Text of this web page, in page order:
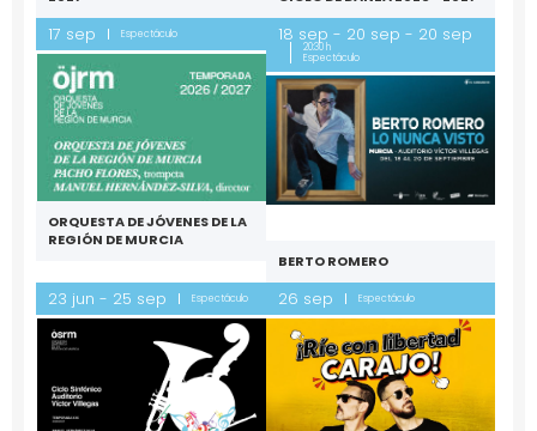
17 sep Espectáculo
ORQUESTA DE JÓVENES DE LA
REGIÓN DE MURCIA
18 sep - 20 sep - 20 sep
20:30 h
Espectáculo
BERTO ROMERO
23 jun - 25 sep Espectáculo 26 sep Espectáculo